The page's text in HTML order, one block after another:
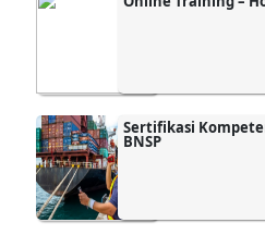
Sertifikasi
BNSP